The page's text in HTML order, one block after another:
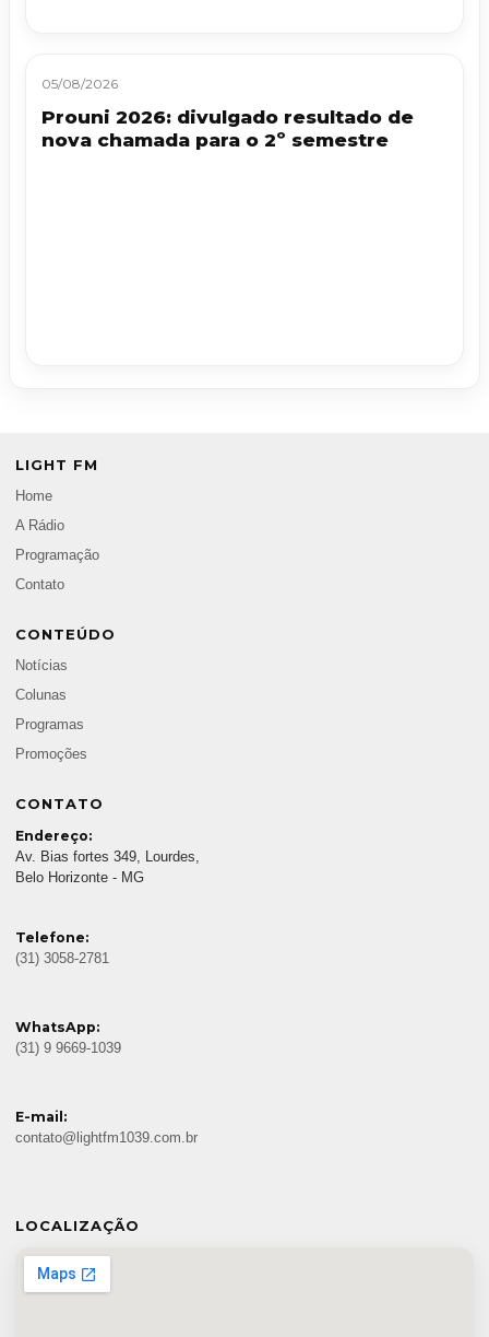
05/08/2026
Prouni 2026: divulgado resultado de
nova chamada para o 2º semestre
LIGHT FM
Home
A Rádio
Programação
Contato
CONTEÚDO
Notícias
Colunas
Programas
Promoções
CONTATO
Endereço:
Av. Bias fortes 349, Lourdes,
Belo Horizonte - MG
Telefone:
(31) 3058-2781
WhatsApp:
(31) 9 9669-1039
E-mail:
contato@lightfm1039.com.br
LOCALIZAÇÃO